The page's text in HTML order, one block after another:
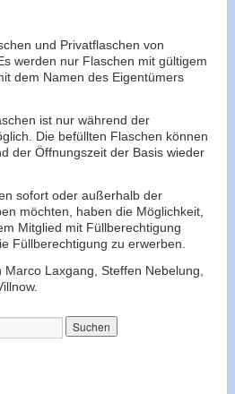
und Privatflaschen von
werden nur Flaschen mit gültigem
dem Namen des Eigentümers
ist nur während der
Die befüllten Flaschen können
der Öffnungszeit der Basis wieder
sofort oder außerhalb der
möchten, haben die Möglichkeit,
Mitglied mit Füllberechtigung
Füllberechtigung zu erwerben.
Laxgang, Steffen Nebelung,